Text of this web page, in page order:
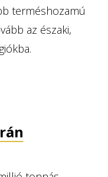
terméshozamú
az északi,